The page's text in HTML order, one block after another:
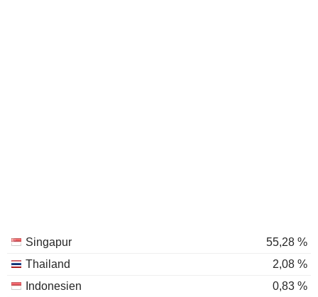
Singapur
55,28 %
Thailand
2,08 %
Indonesien
0,83 %